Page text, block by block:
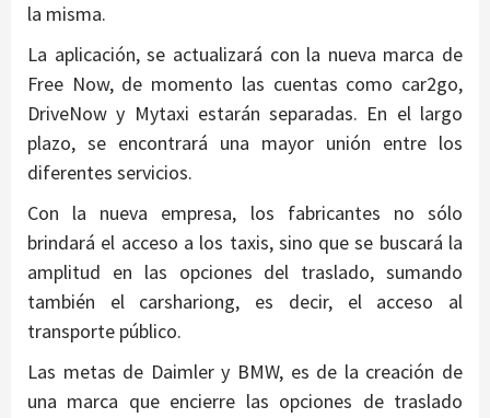
la misma.
La aplicación, se actualizará con la nueva marca de
Free Now, de momento las cuentas como car2go,
DriveNow y Mytaxi estarán separadas. En el largo
plazo, se encontrará una mayor unión entre los
diferentes servicios.
Con la nueva empresa, los fabricantes no sólo
brindará el acceso a los taxis, sino que se buscará la
amplitud en las opciones del traslado, sumando
también el carshariong, es decir, el acceso al
transporte público.
Las metas de Daimler y BMW, es de la creación de
una marca que encierre las opciones de traslado